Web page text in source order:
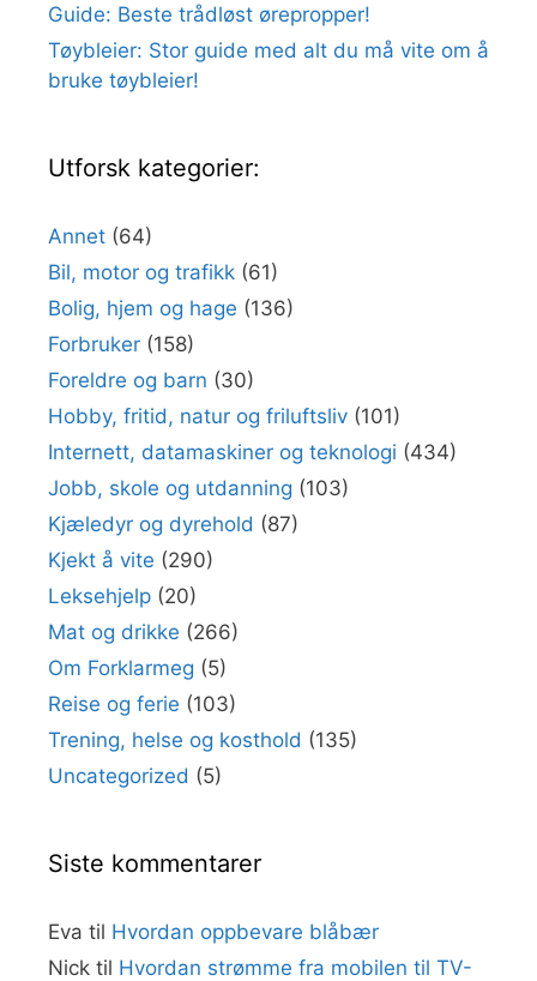
Guide: Beste trådløst ørepropper!
Tøybleier: Stor guide med alt du må vite om å
bruke tøybleier!
Utforsk kategorier:
Annet (64)
Bil, motor og trafikk (61)
Bolig, hjem og hage (136)
Forbruker (158)
Foreldre og barn (30)
Hobby, fritid, natur og friluftsliv (101)
Internett, datamaskiner og teknologi (434)
Jobb, skole og utdanning (103)
Kjæledyr og dyrehold (87)
Kjekt å vite (290)
Leksehjelp (20)
Mat og drikke (266)
Om Forklarmeg (5)
Reise og ferie (103)
Trening, helse og kosthold (135)
Uncategorized (5)
Siste kommentarer
Eva til Hvordan oppbevare blåbær
Nick til Hvordan strømme fra mobilen til TV-